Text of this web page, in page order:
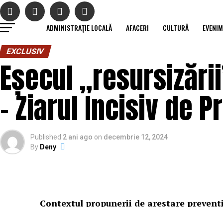
ADMINISTRAȚIE LOCALĂ AFACERI CULTURĂ
EXCLUSIV
Eșecul
– Ziarul Incisiv de
Published 2 ani ago on decembrie 12, 2024
By Deny
Contextul propunerii de arestare